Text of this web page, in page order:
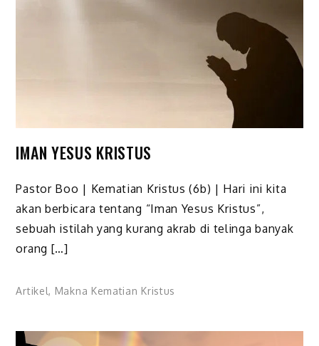
IMAN YESUS KRISTUS
Pastor Boo | Kematian Kristus (6b) | Hari ini kita
akan berbicara tentang “Iman Yesus Kristus”,
sebuah istilah yang kurang akrab di telinga banyak
orang […]
Artikel, Makna Kematian Kristus